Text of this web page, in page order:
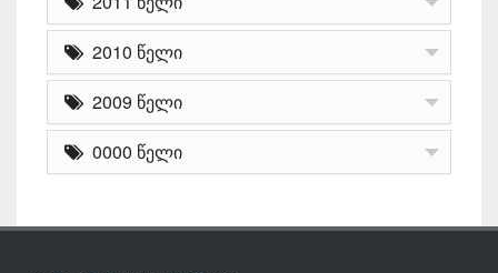
2010 წელი
2009 წელი
0000 წელი